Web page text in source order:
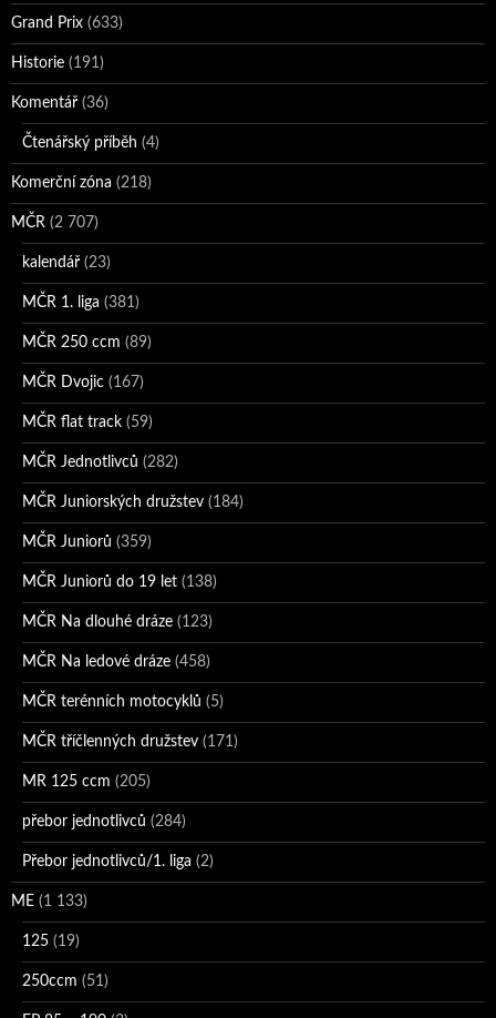
Grand Prix (633)
Historie (191)
Komentář (36)
Čtenářský příběh (4)
Komerční zóna (218)
MČR (2 707)
kalendář (23)
MČR 1. liga (381)
MČR 250 ccm (89)
MČR Dvojic (167)
MČR flat track (59)
MČR Jednotlivců (282)
MČR Juniorských družstev (184)
MČR Juniorů (359)
MČR Juniorů do 19 let (138)
MČR Na dlouhé dráze (123)
MČR Na ledové dráze (458)
MČR terénních motocyklů (5)
MČR tříčlenných družstev (171)
MR 125 ccm (205)
přebor jednotlivců (284)
Přebor jednotlivců/1. liga (2)
ME (1 133)
125 (19)
250ccm (51)